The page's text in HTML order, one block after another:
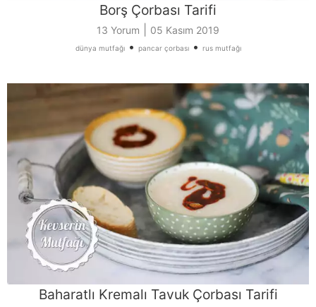
Borş Çorbası Tarifi
13 Yorum 05 Kasım 2019
dünya mutfağı• pancar çorbası• rus mutfağı
Baharatlı Kremalı Tavuk Çorbası Tarifi